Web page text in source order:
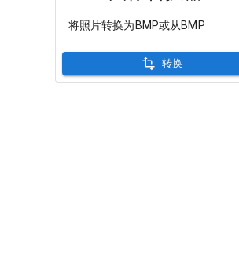
将照片转换为BMP或从BMP
转换